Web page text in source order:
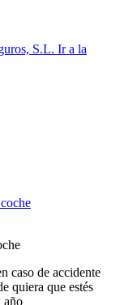
caso de accidente
quiera que estés
año